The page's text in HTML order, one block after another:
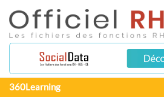
360Learning